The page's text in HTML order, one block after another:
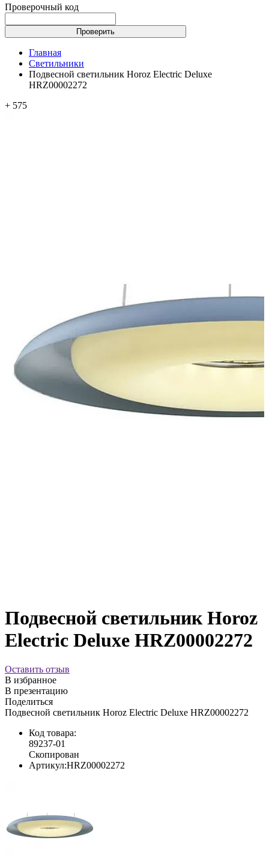
Проверочный код
Проверить
Главная
Светильники
Подвесной светильник Horoz Electric Deluxe
HRZ00002272
+ 575
Подвесной светильник Horoz
Electric Deluxe HRZ00002272
Оставить отзыв
В избранное
В презентацию
Поделиться
Подвесной светильник Horoz Electric Deluxe HRZ00002272
Код товара:
89237-01
Скопирован
Артикул:HRZ00002272